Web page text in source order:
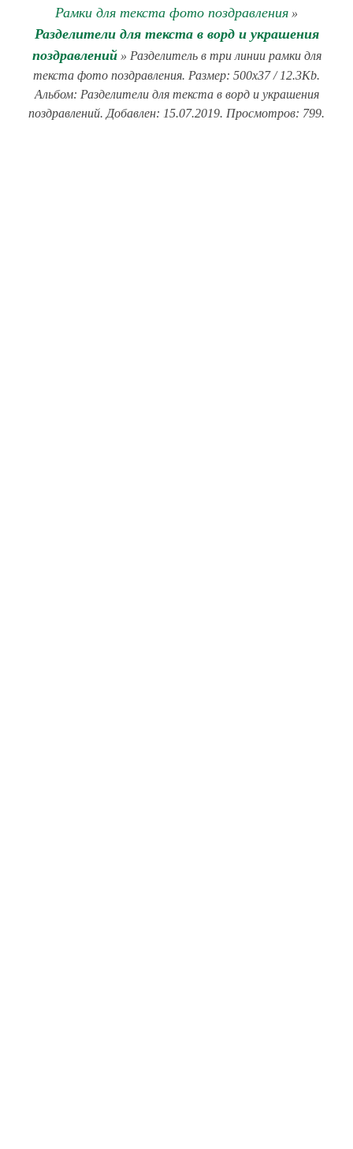
Рамки для текста фото поздравления »
Разделители для текста в ворд и украшения
поздравлений» Разделитель в три линии рамки для
текста фото поздравления. Размер: 500x37 / 12.3Kb.
Альбом: Разделители для текста в ворд и украшения
поздравлений. Добавлен: 15.07.2019. Просмотров: 799.